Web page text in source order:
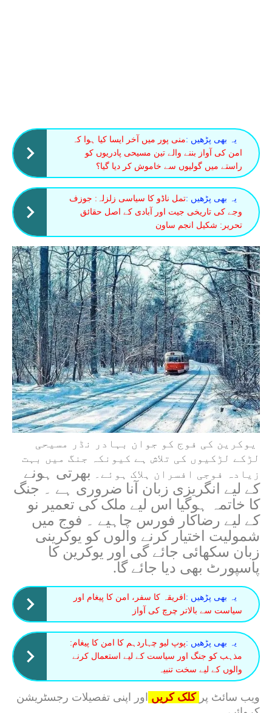
یہ بھی پڑھیں :منی پور میں آخر ایسا کیا ہوا کہ
امن کی آواز بننے والے تین مسیحی پادریوں کو
راستے میں گولیوں سے خاموش کر دیا گیا؟
یہ بھی پڑھیں :تمل ناڈو کا سیاسی زلزلہ: جوزف
وجے کی تاریخی جیت اور آبادی کے اصل حقائق
تحریر: شکیل انجم ساون
یوکرین کی فوج کو جوان بہادر نڈر مسیحی
لڑکے لڑکیوں کی تلاش ہے کیونکہ جنگ میں بہت
زیادہ فوجی افسران ہلاک ہوئے۔ بھرتی ہونے
کے لیے انگریزی زبان آنا ضروری ہے ۔ جنگ
کا خاتمہ ہوگیا اس لیے ملک کی تعمیر نو
کے لیے رضاکار فورس چاہیے ۔ فوج میں
شمولیت اختیار کرنے والوں کو یوکرینی
زبان سکھائی جائے گی اور یوکرین کا
پاسپورٹ بھی دیا جائے گا.
یہ بھی پڑھیں : افریقہ کا سفر، امن کا پیغام اور
سیاست سے بالاتر چرچ کی آواز
یہ بھی پڑھیں :پوپ لیو چہاردہم کا امن کا پیغام:
مذہب کو جنگ اور سیاست کے لیے استعمال کرنے
والوں کے لیے سخت تنبیہ
ویب سائٹ پر کلک کریں اور اپنی تفصیلات رجسٹریشن